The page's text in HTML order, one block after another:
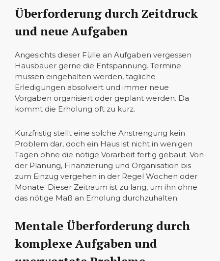
Überforderung durch Zeitdruck
und neue Aufgaben
Angesichts dieser Fülle an Aufgaben vergessen
Hausbauer gerne die Entspannung. Termine
müssen eingehalten werden, tägliche
Erledigungen absolviert und immer neue
Vorgaben organisiert oder geplant werden. Da
kommt die Erholung oft zu kurz.
Kurzfristig stellt eine solche Anstrengung kein
Problem dar, doch ein Haus ist nicht in wenigen
Tagen ohne die nötige Vorarbeit fertig gebaut. Von
der Planung, Finanzierung und Organisation bis
zum Einzug vergehen in der Regel Wochen oder
Monate. Dieser Zeitraum ist zu lang, um ihn ohne
das nötige Maß an Erholung durchzuhalten.
Mentale Überforderung durch
komplexe Aufgaben und